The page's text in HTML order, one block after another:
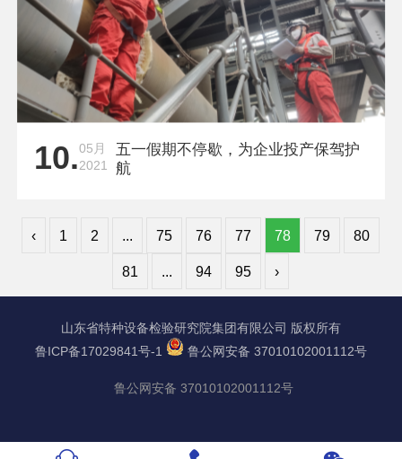
10.05月
2021
五一假期不停歇，为企业投产保驾护
航
‹ 1 2 ... 75 76 77 78 79 80
81 ... 94 95 ›
山东省特种设备检验研究院集团有限公司 版权所有
鲁ICP备17029841号-1
鲁公网安备 37010102001112号
鲁公网安备 37010102001112号